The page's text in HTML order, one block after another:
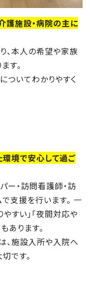
護施設・病院の主に
、本人の希望や家族
す。
ついてわかりやすく
境で安心して過ご
ー・訪問看護師・訪
支援を行います。 一
すい」「夜間対応や
あります。
、施設入所や入院へ
です。